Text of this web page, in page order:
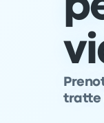
tratte